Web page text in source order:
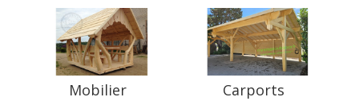
Mobilier
Carports